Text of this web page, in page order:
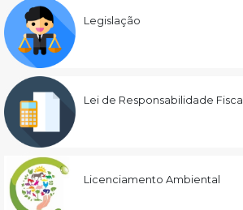
Legislação
Lei de Responsabilidade Fiscal
Licenciamento Ambiental